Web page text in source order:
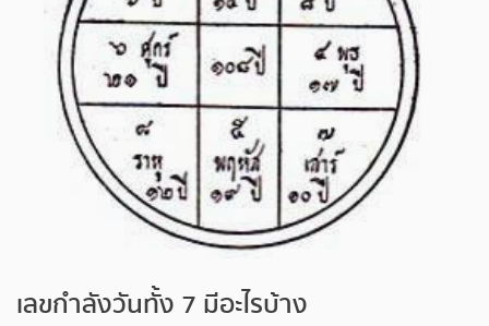
หวยหุ้นเกาหลี
หวยหุ้นนิเคอิ เช้า
หวยหุ้นนิเคอิ บ่าย
หวยหุ้นฮั่งเส็ง เช้า
หวยหุ้นจีน เช้า
เลขกำลังวันทั้ง 7 มีอะไรบ้าง